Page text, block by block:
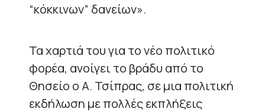
“κόκκινων” δανείων».
Τα χαρτιά του για το νέο πολιτικό
φορέα, ανοίγει το βράδυ από το
Θησείο ο Α. Τσίπρας, σε μια πολιτική
εκδήλωση με πολλές εκπλήξεις